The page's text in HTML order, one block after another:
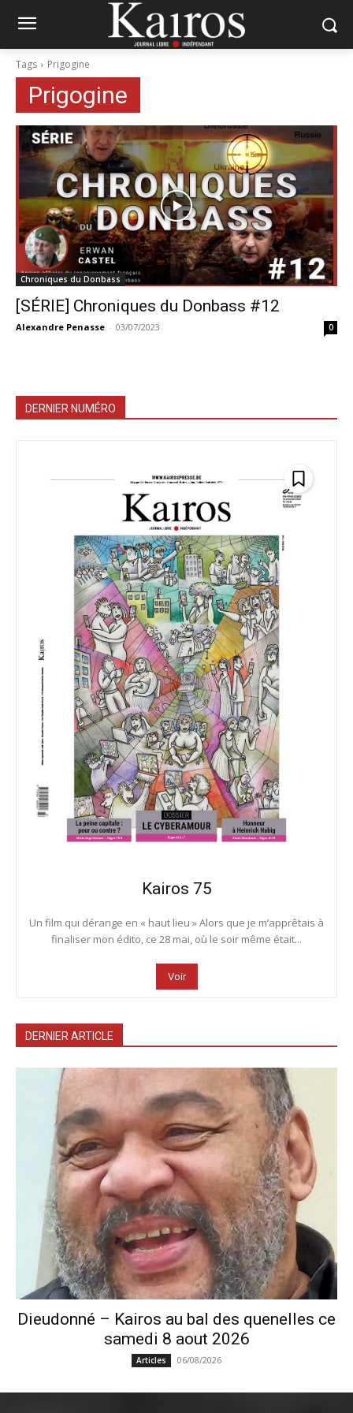
Tags Prigogine
Prigogine
Chroniques du Donbass
[SÉRIE] Chroniques du Donbass #12
Alexandre Penasse - 03/07/2023 0
DERNIER NUMÉRO
Kairos 75
Un film qui dérange en « haut lieu » Alors que je m’apprêtais à
finaliser mon édito, ce 28 mai, où le soir même était...
Voir
DERNIER ARTICLE
Dieudonné – Kairos au bal des quenelles ce
samedi 8 aout 2026
Articles 06/08/2026